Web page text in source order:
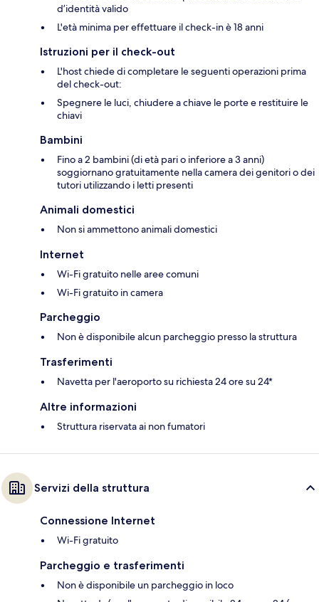
d’identità valido
L'età minima per effettuare il check-in è 18 anni
Istruzioni per il check-out
L'host chiede di completare le seguenti operazioni prima
del check-out:
Spegnere le luci, chiudere a chiave le porte e restituire le
chiavi
Bambini
Fino a 2 bambini (di età pari o inferiore a 3 anni)
soggiornano gratuitamente nella camera dei genitori o dei
tutori utilizzando i letti presenti
Animali domestici
Non si ammettono animali domestici
Internet
Wi-Fi gratuito nelle aree comuni
Wi-Fi gratuito in camera
Parcheggio
Non è disponibile alcun parcheggio presso la struttura
Trasferimenti
Navetta per l'aeroporto su richiesta 24 ore su 24*
Altre informazioni
Struttura riservata ai non fumatori
Servizi della struttura
Connessione Internet
Wi-Fi gratuito
Parcheggio e trasferimenti
Non è disponibile un parcheggio in loco